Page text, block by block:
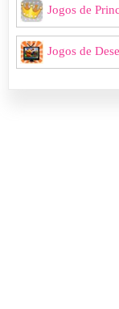
Jogos de
Jogos de